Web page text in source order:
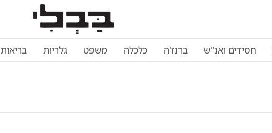
חסידים ואנ"ש ברנז'ה כלכלה משפט גלריות בריאות